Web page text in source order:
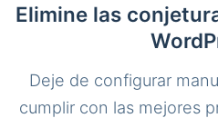
Elimine las
Deje de configurar
cumplir con las mejores